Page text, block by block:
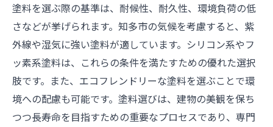
塗料を選ぶ際の基準は、耐候性、耐久性、環境負荷の低
さなどが挙げられます。知多市の気候を考慮すると、紫
外線や湿気に強い塗料が適しています。シリコン系やフ
ッ素系塗料は、これらの条件を満たすための優れた選択
肢です。また、エコフレンドリーな塗料を選ぶことで環
境への配慮も可能です。塗料選びは、建物の美観を保ち
つつ長寿命を目指すための重要なプロセスであり、専門